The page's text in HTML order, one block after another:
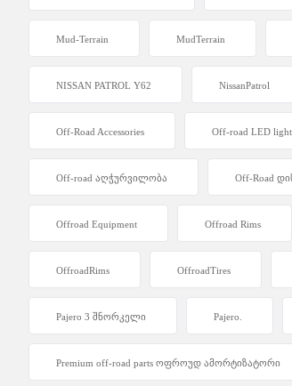
Mud-Terrain MudTerrain
NISSAN PATROL Y62 NissanPatrol
Off-Road Accessories Off-road LED
Off-road აღჭურვილობა Off-Road
Offroad Equipment Offroad Rims
OffroadRims OffroadTires
Pajero 3 შნორკელი Pajero.
Premium off-road parts ოფროუდ ამორტიზატორი